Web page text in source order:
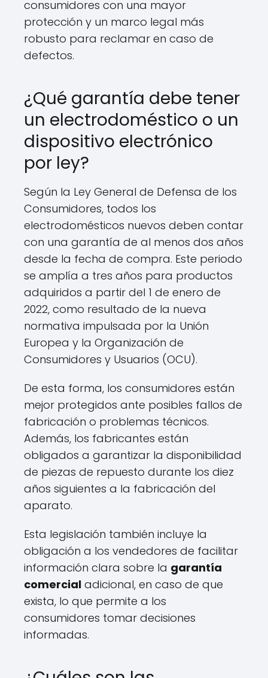
consumidores con una mayor
protección y un marco legal más
robusto para reclamar en caso de
defectos.
¿Qué garantía debe tener
un electrodoméstico o un
dispositivo electrónico
por ley?
Según la Ley General de Defensa de los
Consumidores, todos los
electrodomésticos nuevos deben contar
con una garantía de al menos dos años
desde la fecha de compra. Este periodo
se amplía a tres años para productos
adquiridos a partir del 1 de enero de
2022, como resultado de la nueva
normativa impulsada por la Unión
Europea y la Organización de
Consumidores y Usuarios (OCU).
De esta forma, los consumidores están
mejor protegidos ante posibles fallos de
fabricación o problemas técnicos.
Además, los fabricantes están
obligados a garantizar la disponibilidad
de piezas de repuesto durante los diez
años siguientes a la fabricación del
aparato.
Esta legislación también incluye la
obligación a los vendedores de facilitar
información clara sobre la garantía
comercial adicional, en caso de que
exista, lo que permite a los
consumidores tomar decisiones
informadas.